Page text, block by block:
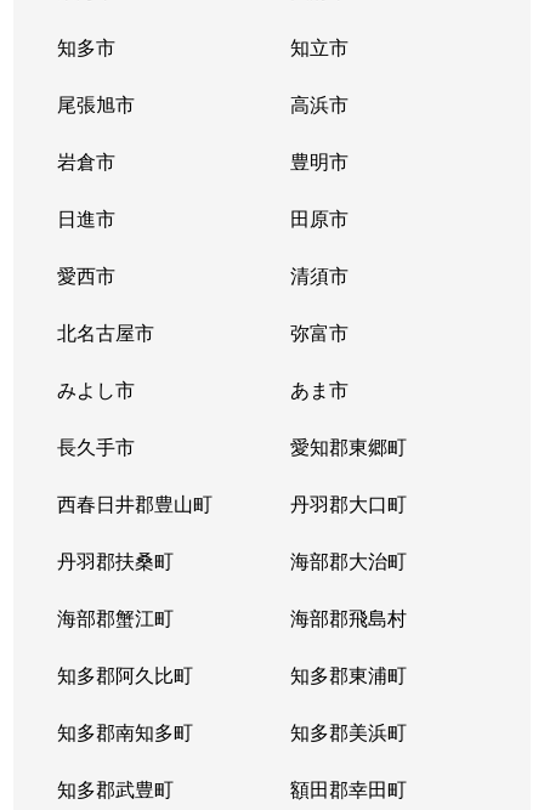
知多市 知立市
尾張旭市 高浜市
岩倉市 豊明市
日進市 田原市
愛西市 清須市
北名古屋市 弥富市
みよし市 あま市
長久手市 愛知郡東郷町
西春日井郡豊山町 丹羽郡大口町
丹羽郡扶桑町 海部郡大治町
海部郡蟹江町 海部郡飛島村
知多郡阿久比町 知多郡東浦町
知多郡南知多町 知多郡美浜町
知多郡武豊町 額田郡幸田町